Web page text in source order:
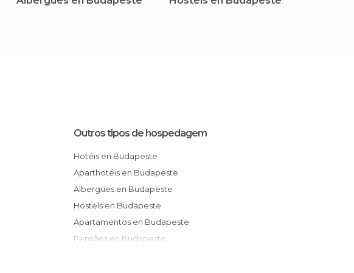
Outros tipos de hospedagem
Hotéis en Budapeste
Aparthotéis en Budapeste
Albergues en Budapeste
Hostels en Budapeste
Apartamentos en Budapeste
Pensões en Budapeste